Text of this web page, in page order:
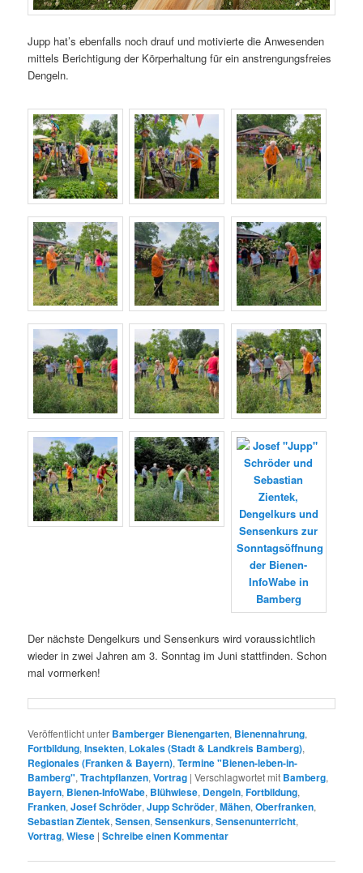
Jupp hat’s ebenfalls noch drauf und motivierte die Anwesenden
mittels Berichtigung der Körperhaltung für ein anstrengungsfreies
Dengeln.
Der nächste Dengelkurs und Sensenkurs wird voraussichtlich
wieder in zwei Jahren am 3. Sonntag im Juni stattfinden. Schon
mal vormerken!
Veröffentlicht unter Bamberger Bienengarten, Bienennahrung,
Fortbildung,Insekten, Lokales (Stadt & Landkreis Bamberg),
Regionales (Franken & Bayern),Termine "Bienen-leben-in-
Bamberg",Trachtpflanzen,Vortrag |Verschlagwortet mit Bamberg,
Bayern, Bienen-InfoWabe, Blühwiese, Dengeln,Fortbildung,
Franken,Josef Schröder,Jupp Schröder,Mähen,Oberfranken,
Sebastian Zientek,Sensen,Sensenkurs,Sensenunterricht,
Vortrag,Wiese |Schreibe einen Kommentar